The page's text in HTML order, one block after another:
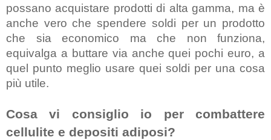
possano acquistare prodotti di alta gamma, ma è
anche vero che spendere soldi per un prodotto
che sia economico ma che non funziona,
equivalga a buttare via anche quei pochi euro, a
quel punto meglio usare quei soldi per una cosa
più utile.
Cosa vi consiglio io per combattere
cellulite e depositi adiposi?